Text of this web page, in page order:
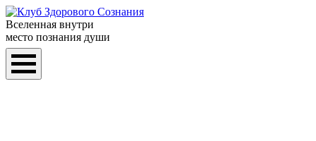
Вселенная внутри
место познания души